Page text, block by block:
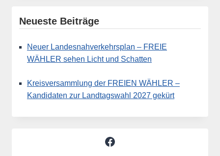
ENDLICH
Neueste Beiträge
Neuer Landesnahverkehrsplan – FREIE
WÄHLER sehen Licht und Schatten
Kreisversammlung der FREIEN WÄHLER –
Kandidaten zur Landtagswahl 2027 gekürt
Facebook